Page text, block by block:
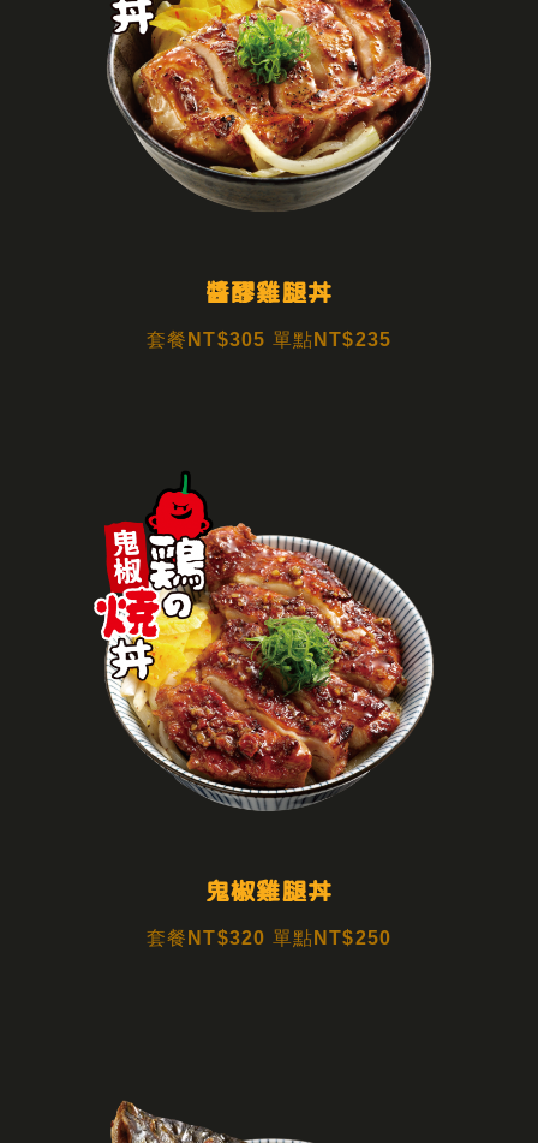
醬醪雞腿丼
套餐NT$305 單點NT$235
鬼椒雞腿丼
套餐NT$320 單點NT$250